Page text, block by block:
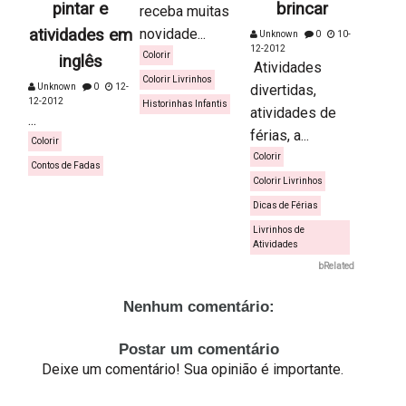
pintar e
atividades em
inglês
Unknown 0
12-
12-2012
...
Colorir
Contos de Fadas
receba muitas
novidade...
Colorir
Colorir Livrinhos
Historinhas Infantis
brincar
Unknown 0
10-
12-2012
Atividades
divertidas,
atividades de
férias, a...
Colorir
Colorir Livrinhos
Dicas de Férias
Livrinhos de
Atividades
bRelated
Nenhum comentário:
Postar um comentário
Deixe um comentário! Sua opinião é importante.